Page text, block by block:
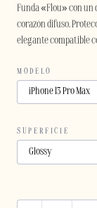
Funda «Flou» con un
corazón difuso.
elegante compatible
MODELO
SUPERFICIE